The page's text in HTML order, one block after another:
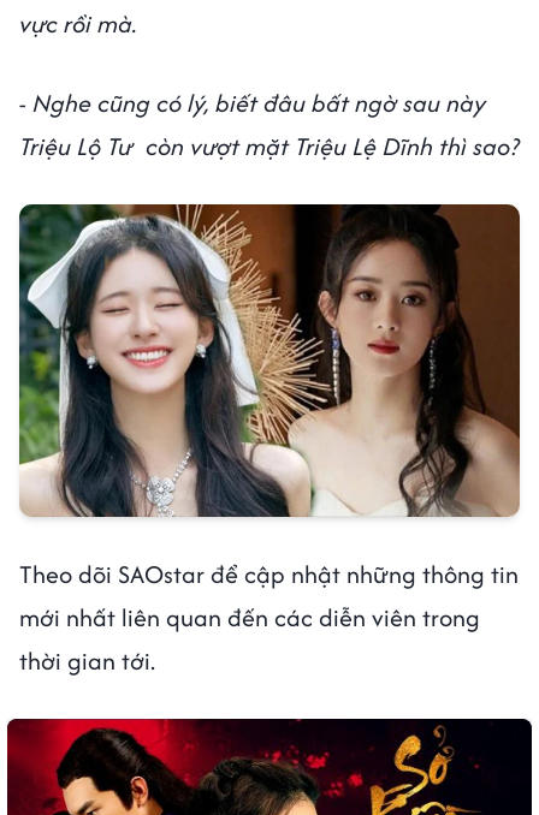
vực rồi mà.
- Nghe cũng có lý, biết đâu bất ngờ sau này
Triệu Lộ Tư còn vượt mặt Triệu Lệ Dĩnh thì sao?
Theo dõi SAOstar để cập nhật những thông tin
mới nhất liên quan đến các diễn viên trong
thời gian tới.